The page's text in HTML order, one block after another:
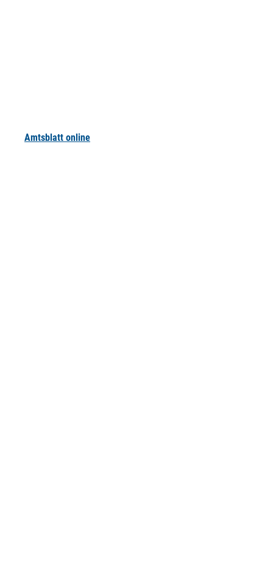
Amtsblatt online